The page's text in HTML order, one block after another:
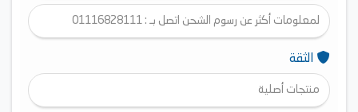
لمعلومات أكثر عن رسوم الشحن اتصل بـ : 01116828111
الثقة
منتجات أصلية